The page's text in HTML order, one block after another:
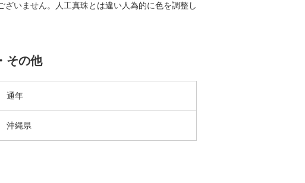
いません。人工真珠とは違い人為的に色を調整し
その他
通年
沖縄県